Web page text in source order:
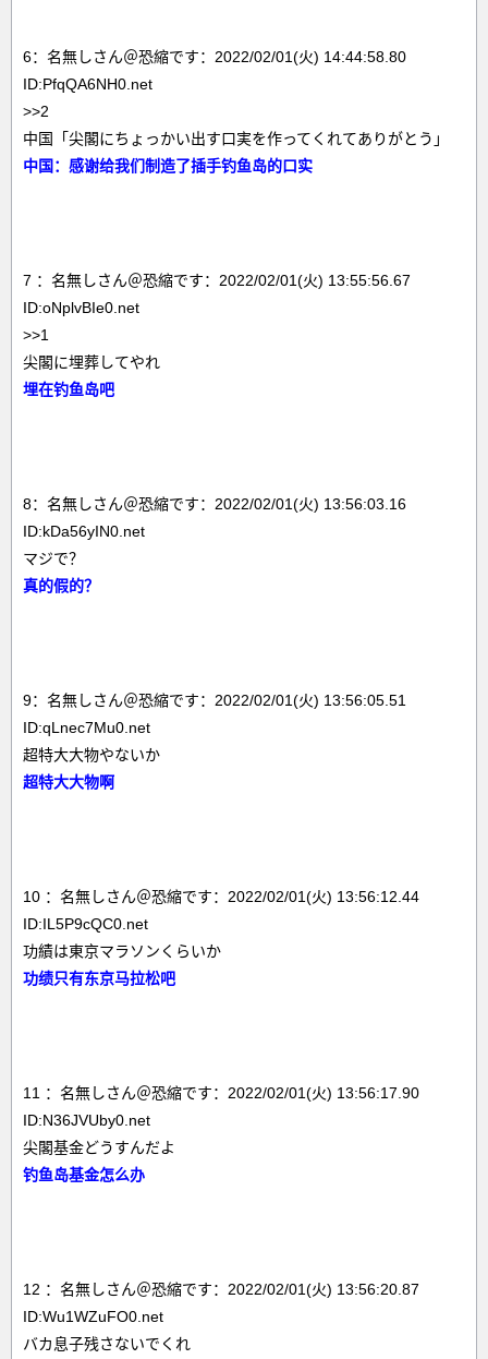
6：名無しさん＠恐縮です：2022/02/01(火) 14:44:58.80
ID:PfqQA6NH0.net
>>2
中国「尖閣にちょっかい出す口実を作ってくれてありがとう」
中国：感谢给我们制造了插手钓鱼岛的口实
7 ：名無しさん＠恐縮です：2022/02/01(火) 13:55:56.67
ID:oNplvBIe0.net
>>1
尖閣に埋葬してやれ
埋在钓鱼岛吧
8：名無しさん＠恐縮です：2022/02/01(火) 13:56:03.16
ID:kDa56yIN0.net
マジで？
真的假的？
9：名無しさん＠恐縮です：2022/02/01(火) 13:56:05.51
ID:qLnec7Mu0.net
超特大大物やないか
超特大大物啊
10 ：名無しさん＠恐縮です：2022/02/01(火) 13:56:12.44
ID:IL5P9cQC0.net
功績は東京マラソンくらいか
功绩只有东京马拉松吧
11 ：名無しさん＠恐縮です：2022/02/01(火) 13:56:17.90
ID:N36JVUby0.net
尖閣基金どうすんだよ
钓鱼岛基金怎么办
12 ：名無しさん＠恐縮です：2022/02/01(火) 13:56:20.87
ID:Wu1WZuFO0.net
バカ息子残さないでくれ